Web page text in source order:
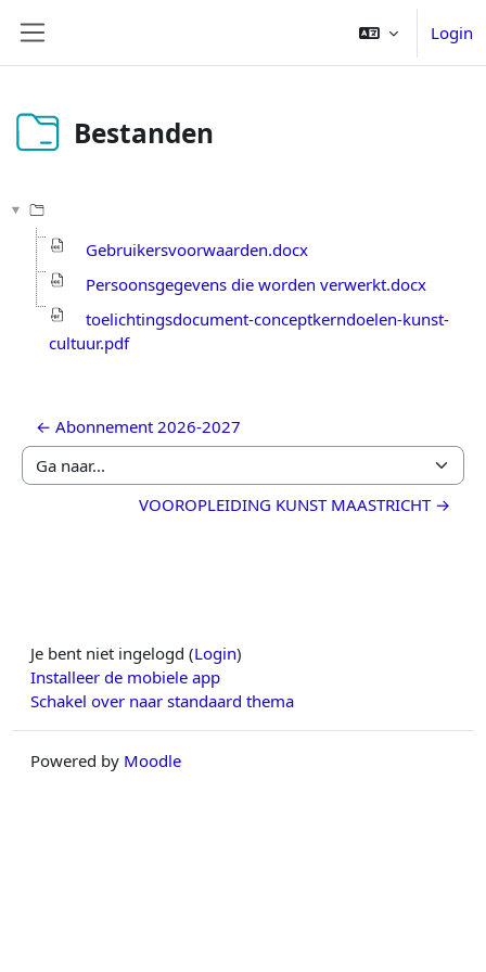
Login
Bestanden
Gebruikersvoorwaarden.docx
Persoonsgegevens die worden verwerkt.docx
toelichtingsdocument-conceptkerndoelen-kunst-
cultuur.pdf
← Abonnement 2026-2027
Ga naar...
VOOROPLEIDING KUNST MAASTRICHT →
Je bent niet ingelogd (Login)
Installeer de mobiele app
Schakel over naar standaard thema
Powered by Moodle